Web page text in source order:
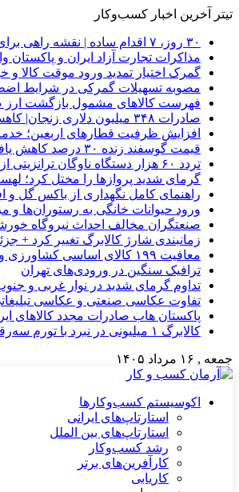
تیتر آخرین اخبار کسب‌وکار
۳۰ روز، ۷ اقدام ساده | نقشه راهی برای رشد یک کسب‌وکار اینترنتی
مذاکرات تجارت آزاد ایران و
گمرک اختیار تمدید ورود موقت کالا و
مصوبه تسهیلات گمرکی در شرایط
فهرست کالاهای مشمول بازگشت ارز
صادرات ۳۴۸ میلیون دلاری زنجان| ‌کاهش ۱۷ درصدی واردات
افزایش ظرفیت قطارهای اربعین؛
قیمت گوسفند زنده ۳۰ درصد کاهش یافت؛ گوشت ارزان نشد
تردد ۶۰ هزار دستگاه ناوگان ترانزیتی از پایانه‌های مرزی آذربایجان ‌غربی
گرمای شدید پروازها را مختل کرد؛
راهنمای کامل نگهداری از باکس گل
ورود حیوانات خانگی به رستوران‌ها
صنعتگران مخالف احداث نیروگاه
زمانبندی شارژ کالابرگ تغییر کرد +
معافیت ۱۹۹ کالای اساسی کشاورزی و دارو از پرداخت عوارض ۱.۲ درصدی واردات
ترافیک سنگین در ورودی‌های تهران
تداوم گرمای شدید در نوار غربی و جنوب
تفاوت عکاسی صنعتی و عکاسی
پاکستان هاب صادرات مجدد کالاهای
کالابرگ ۱ میلیونی در نبرد با تورم سه‌رقمی
جمعه , ۱۶ مرداد ۱۴۰۵
اکوسیستم کسب‌وکارها
استارتاپ‌های ایرانی
استارتاپ‌های بین الملل
رشد کسب‌وکار
کارآفرین‌های برتر
کاریابی